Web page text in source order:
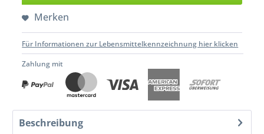
Merken
Für Informationen zur Lebensmittelkennzeichnung hier klicken
Zahlung mit
Beschreibung